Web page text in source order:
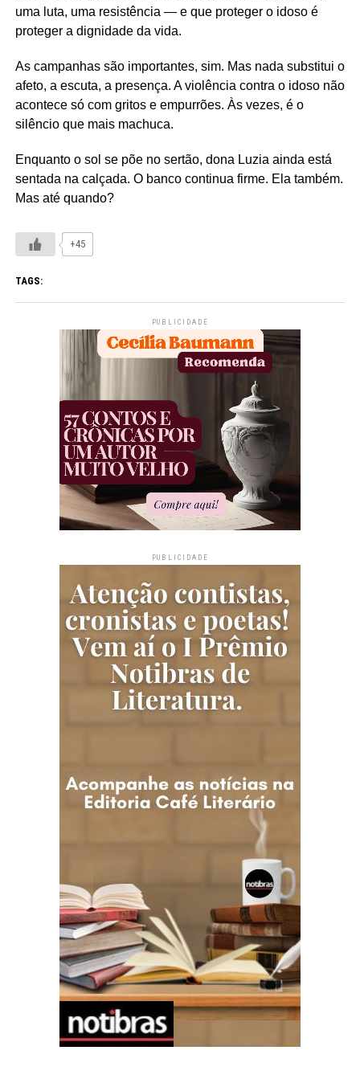
uma luta, uma resistência — e que proteger o idoso é
proteger a dignidade da vida.
As campanhas são importantes, sim. Mas nada substitui o
afeto, a escuta, a presença. A violência contra o idoso não
acontece só com gritos e empurrões. Às vezes, é o
silêncio que mais machuca.
Enquanto o sol se põe no sertão, dona Luzia ainda está
sentada na calçada. O banco continua firme. Ela também.
Mas até quando?
+45
TAGS:
PUBLICIDADE
PUBLICIDADE